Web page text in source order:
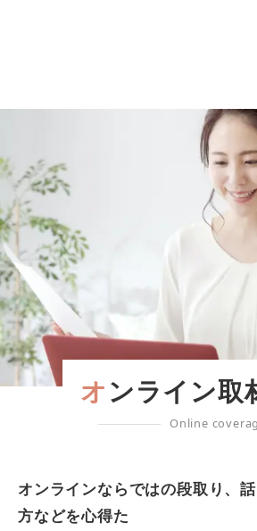
オンライン取
Online
オンラインならではの段取り、
方などを心得た